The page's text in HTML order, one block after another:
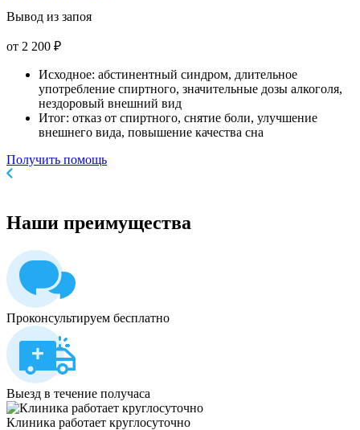
Вывод из запоя
от 2 200 ₽
Исходное: абстинентный синдром, длительное
употребление спиртного, значительные дозы алкоголя,
нездоровый внешний вид
Итог: отказ от спиртного, снятие боли, улучшение
внешнего вида, повышение качества сна
Получить помощь
Наши преимущества
Проконсультируем бесплатно
Выезд в течение получаса
Клиника работает круглосуточно